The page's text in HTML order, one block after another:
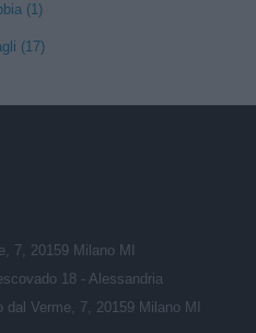
(1)
(17)
7, 20159 Milano MI
18 - Alessandria
Verme, 7, 20159 Milano MI